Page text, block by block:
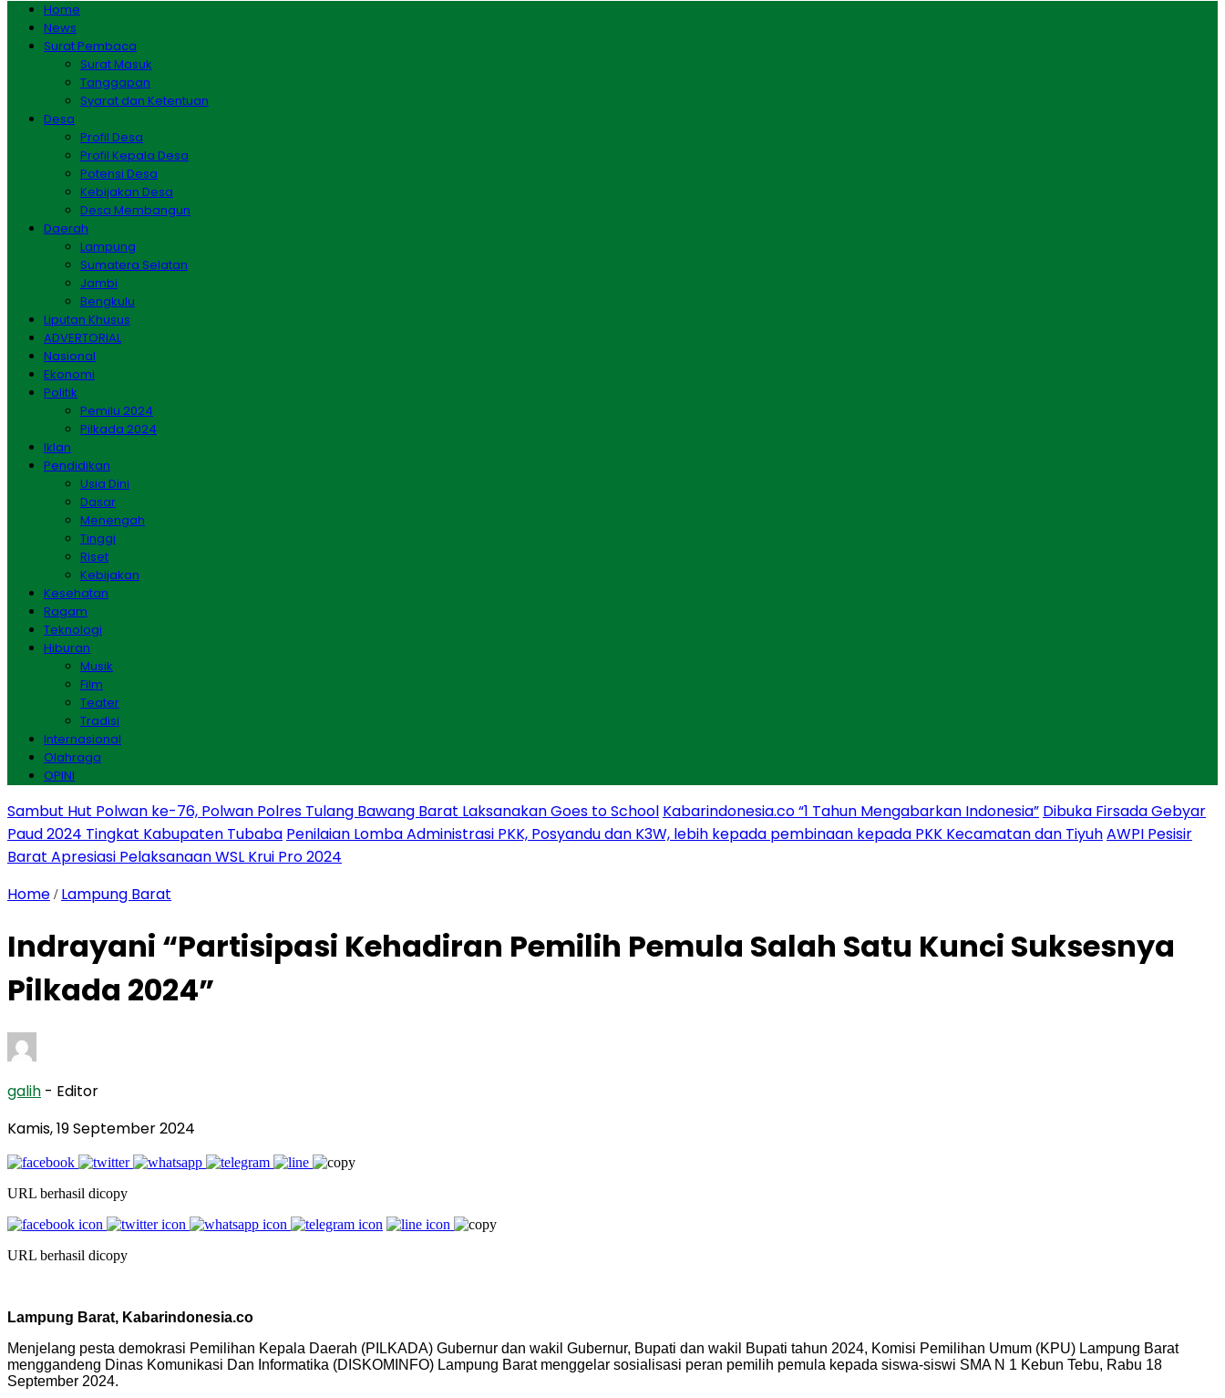
Home
News
Surat Pembaca
Surat Masuk
Tanggapan
Syarat dan Ketentuan
Desa
Profil Desa
Profil Kepala Desa
Potensi Desa
Kebijakan Desa
Desa Membangun
Daerah
Lampung
Sumatera Selatan
Jambi
Bengkulu
Liputan Khusus
ADVERTORIAL
Nasional
Ekonomi
Politik
Pemilu 2024
Pilkada 2024
Iklan
Pendidikan
Usia Dini
Dasar
Menengah
Tinggi
Riset
Kebijakan
Kesehatan
Ragam
Teknologi
Hiburan
Musik
Film
Teater
Tradisi
Internasional
Olahraga
OPINI
Sambut Hut Polwan ke-76, Polwan Polres Tulang Bawang Barat Laksanakan Goes to School Kabarindonesia.co “1 Tahun Mengabarkan Indonesia” Dibuka Firsada Gebyar
Paud 2024 Tingkat Kabupaten Tubaba Penilaian Lomba Administrasi PKK, Posyandu dan K3W, lebih kepada pembinaan kepada PKK Kecamatan dan TiyuhAWPI Pesisir
Barat Apresiasi Pelaksanaan WSL Krui Pro 2024
Home / Lampung Barat
Indrayani “Partisipasi Kehadiran Pemilih Pemula Salah Satu Kunci Suksesnya
Pilkada 2024”
galih - Editor
Kamis, 19 September 2024
URL berhasil dicopy
URL berhasil dicopy
Lampung Barat, Kabarindonesia.co
Menjelang pesta demokrasi Pemilihan Kepala Daerah (PILKADA) Gubernur dan wakil Gubernur, Bupati dan wakil Bupati tahun 2024, Komisi Pemilihan Umum (KPU) Lampung Barat
menggandeng Dinas Komunikasi Dan Informatika (DISKOMINFO) Lampung Barat menggelar sosialisasi peran pemilih pemula kepada siswa-siswi SMA N 1 Kebun Tebu, Rabu 18
September 2024.